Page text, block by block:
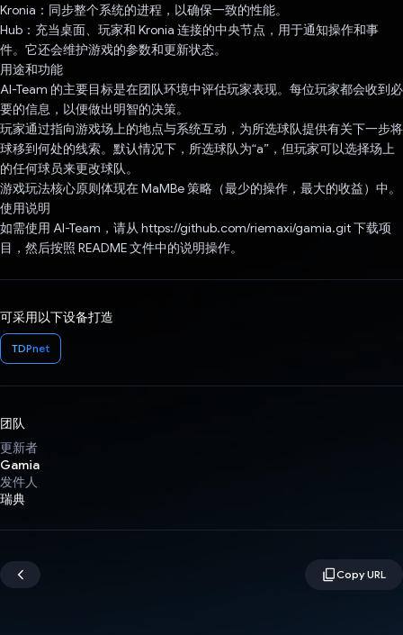
Kronia：同步整个系统的进程，以确保一致的性能。
Hub：充当桌面、玩家和 Kronia 连接的中央节点，用于通知操作和事
件。它还会维护游戏的参数和更新状态。
用途和功能
AI-Team 的主要目标是在团队环境中评估玩家表现。每位玩家都会收到必
要的信息，以便做出明智的决策。
玩家通过指向游戏场上的地点与系统互动，为所选球队提供有关下一步将
球移到何处的线索。默认情况下，所选球队为“a”，但玩家可以选择场上
的任何球员来更改球队。
游戏玩法核心原则体现在 MaMBe 策略（最少的操作，最大的收益）中。
使用说明
如需使用 AI-Team，请从 https://github.com/riemaxi/gamia.git 下载项
目，然后按照 README 文件中的说明操作。
可采用以下设备打造
TDPnet
团队
更新者
Gamia
发件人
瑞典